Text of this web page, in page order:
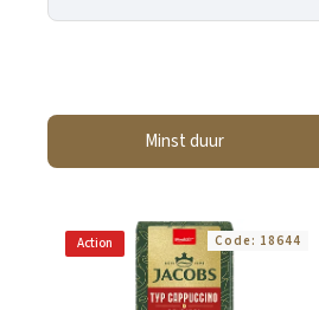
Minst duur
Action Code: 18644